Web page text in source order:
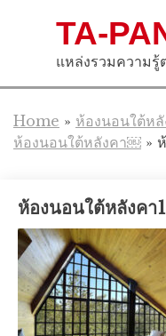
TA-
แหล่งรวมความรู้
Home » ห้องนอนใต้หลั
ห้องนอนใต้หลังคา￼ »
ห้องนอนใต้หลังคา